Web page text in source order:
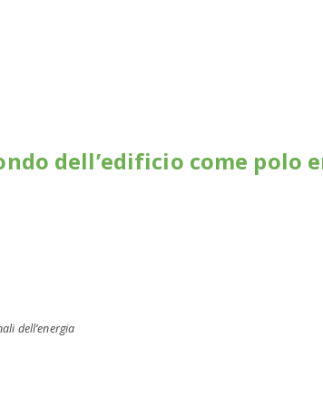
dell’edificio come polo
dell’energia